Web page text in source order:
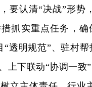
要认清“决战”形势
抓实重点任务，
“透明规范”、驻村
上下联动“协调一